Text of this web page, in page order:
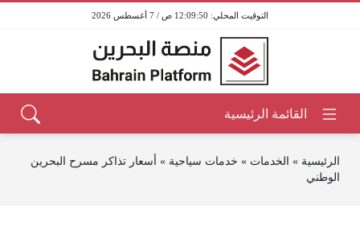
12:09:50 ص / 7 أغسطس 2026
الرئيسية » الخدمات » خدمات سياحية » أسعار تذاكر مسرح البحرين
الوطني